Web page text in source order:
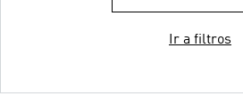
Ir a filtros